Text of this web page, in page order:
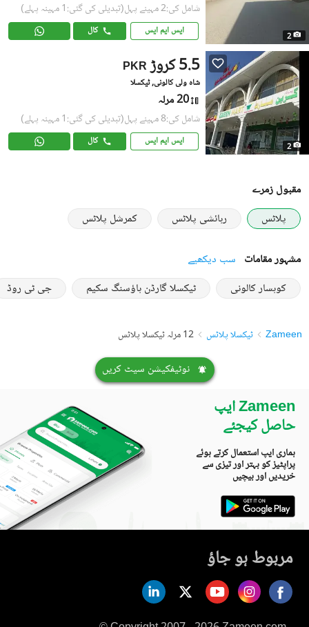
2
شامل کی:2 مہینے پہل (تبدیلی کی گئی:1 مہینہ پہلے)
ایس ایم ایس کال
2
PKR 5.5 کروڑ
شاہ ولی کالونی, ٹیکسلا
20 مرلہ
شامل کی:8 مہینے پہل (تبدیلی کی گئی:1 مہینہ پہلے)
ایس ایم ایس کال
مقبول زمرے
پلاٹس
رہائشی پلاٹس کمرشل پلاٹس
مشہور مقامات سب دیکھیے
کوہسار کالونی
ٹیکسلا گارڈن ہاؤسنگ سکیم جی ٹی روڈ
Zameen ٹیکسلا پلاٹس 12 مرلہ ٹیکسلا پلاٹس
نوٹیفکیشن سیٹ کریں
Zameen ایپ
حاصل کیجئے
ہماری ایپ استعمال کرتے ہوئے
پراپٹیز کو بہتر اور تیزی سے
خریدیں اور بیچیں
مربوط ہو جاؤ